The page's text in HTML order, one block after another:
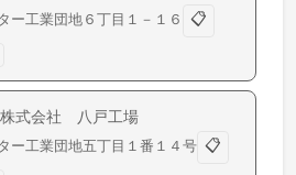
ー工業団地 ６丁目１－１６
📋
式会社 八戸工場
ー工業団地五丁目１番１４号 📋